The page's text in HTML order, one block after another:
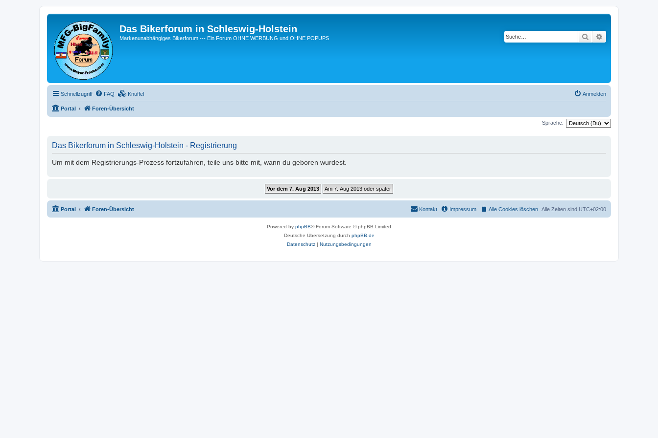
Das Bikerforum in Schleswig-Holstein
Markenunabhängiges Bikerforum --- Ein Forum OHNE WERBUNG und OHNE POPUPS Suche
Schnellzugriff FAQ Knuffel Anmelden
Portal Foren-Übersicht
Sprache:
Das Bikerforum in Schleswig-Holstein - Registrierung
Um mit dem Registrierungs-Prozess fortzufahren, teile uns bitte mit, wann du geboren wurdest.
Portal Foren-Übersicht Alle Zeiten sind UTC+02:00
Alle Cookies löschen
Impressum
Kontakt
Powered by phpBB® Forum Software © phpBB Limited
Deutsche Übersetzung durch phpBB.de
Datenschutz| Nutzungsbedingungen